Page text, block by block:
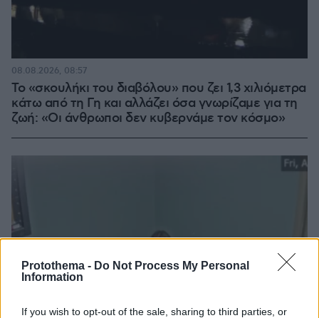
Protothema - Do Not Process My Personal
Information
If you wish to opt-out of the sale, sharing to third parties, or
Το «σκουλήκι του διαβόλου» που ζει 1,3 χιλιόμετρα
κάτω από τη Γη και αλλάζει όσα γνωρίζαμε για τη
ζωή: «Οι άνθρωποι δεν κυβερνάμε τον κόσμο»
08.08.2026, 08:57